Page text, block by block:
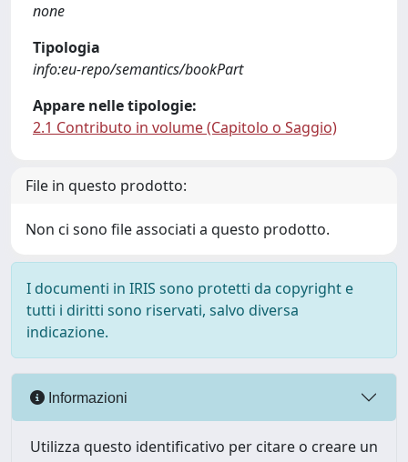
none
Tipologia
info:eu-repo/semantics/bookPart
Appare nelle tipologie:
2.1 Contributo in volume (Capitolo o Saggio)
File in questo prodotto:
Non ci sono file associati a questo prodotto.
I documenti in IRIS sono protetti da copyright e
tutti i diritti sono riservati, salvo diversa
indicazione.
Informazioni
Utilizza questo identificativo per citare o creare un